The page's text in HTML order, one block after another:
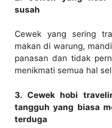
susah
Cewek yang sering
makan di warung,
panasan dan tidak
menikmati semua hal
3. Cewek hobi
tangguh yang biasa
terduga